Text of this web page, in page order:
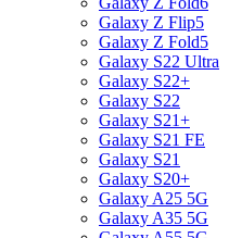
Galaxy Z Flip5
Galaxy Z Fold5
Galaxy S22 Ultra
Galaxy S22+
Galaxy S22
Galaxy S21+
Galaxy S21 FE
Galaxy S21
Galaxy S20+
Galaxy A25 5G
Galaxy A35 5G